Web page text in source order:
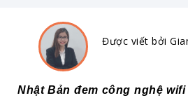
Được viết bởi
Nhật Bản đem công nghệ